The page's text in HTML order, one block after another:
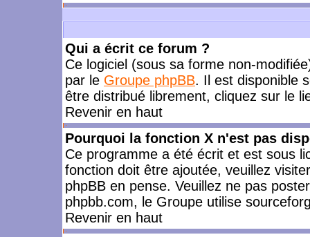
Qui a écrit ce forum ?
Ce logiciel (sous sa forme non-
par le Groupe phpBB. Il est disponible
être distribué librement, cliquez sur le
Revenir en haut
Pourquoi la fonction X n'est pas
Ce programme a été écrit et est sous
fonction doit être ajoutée, veuillez
phpBB en pense. Veuillez ne pas
phpbb.com, le Groupe utilise
Revenir en haut